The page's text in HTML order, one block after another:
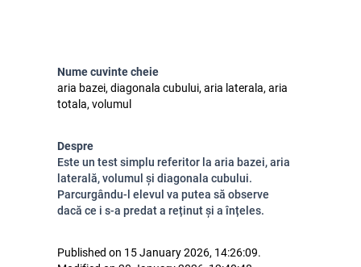
Nume cuvinte cheie
aria bazei, diagonala cubului, aria laterala, aria
totala, volumul
Despre
Este un test simplu referitor la aria bazei, aria
laterală, volumul și diagonala cubului.
Parcurgându-l elevul va putea să observe
dacă ce i s-a predat a reținut și a înțeles.
Published on 15 January 2026, 14:26:09.